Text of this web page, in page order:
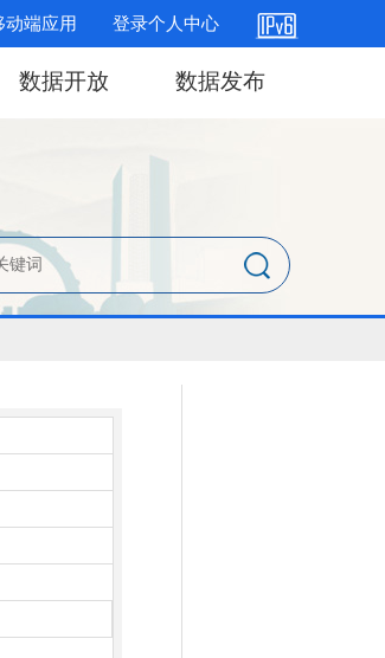
动端应用 登录个人中心
数据开放 数据发布